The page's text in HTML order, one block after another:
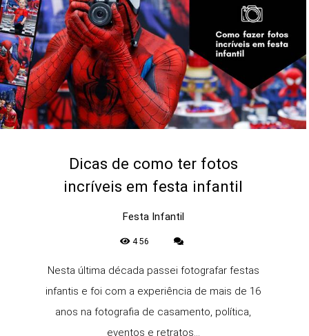
Dicas de como ter fotos
incríveis em festa infantil
Festa Infantil
456
Nesta última década passei fotografar festas
infantis e foi com a experiência de mais de 16
anos na fotografia de casamento, política,
eventos e retratos...